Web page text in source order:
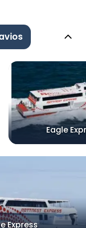
Eagle
Express